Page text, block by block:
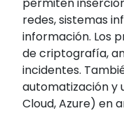
permiten
redes, sistemas
información. Los
de criptografía,
incidentes.
automatización y
Cloud, Azure) en